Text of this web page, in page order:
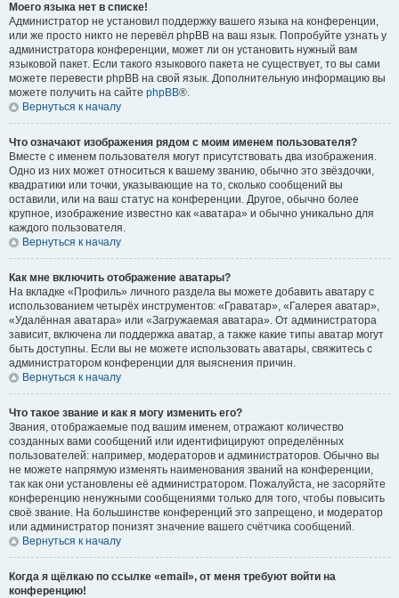
Моего языка нет в списке!
Администратор не установил поддержку вашего языка на конференции,
или же просто никто не перевёл phpBB на ваш язык. Попробуйте узнать у
администратора конференции, может ли он установить нужный вам
языковой пакет. Если такого языкового пакета не существует, то вы сами
можете перевести phpBB на свой язык. Дополнительную информацию вы
можете получить на сайте phpBB®.
Вернуться к началу
Что означают изображения рядом с моим именем пользователя?
Вместе с именем пользователя могут присутствовать два изображения.
Одно из них может относиться к вашему званию, обычно это звёздочки,
квадратики или точки, указывающие на то, сколько сообщений вы
оставили, или на ваш статус на конференции. Другое, обычно более
крупное, изображение известно как «аватара» и обычно уникально для
каждого пользователя.
Вернуться к началу
Как мне включить отображение аватары?
На вкладке «Профиль» личного раздела вы можете добавить аватару с
использованием четырёх инструментов: «Граватар», «Галерея аватар»,
«Удалённая аватара» или «Загружаемая аватара». От администратора
зависит, включена ли поддержка аватар, а также какие типы аватар могут
быть доступны. Если вы не можете использовать аватары, свяжитесь с
администратором конференции для выяснения причин.
Вернуться к началу
Что такое звание и как я могу изменить его?
Звания, отображаемые под вашим именем, отражают количество
созданных вами сообщений или идентифицируют определённых
пользователей: например, модераторов и администраторов. Обычно вы
не можете напрямую изменять наименования званий на конференции,
так как они установлены её администратором. Пожалуйста, не засоряйте
конференцию ненужными сообщениями только для того, чтобы повысить
своё звание. На большинстве конференций это запрещено, и модератор
или администратор понизят значение вашего счётчика сообщений.
Вернуться к началу
Когда я щёлкаю по ссылке «email», от меня требуют войти на
конференцию!